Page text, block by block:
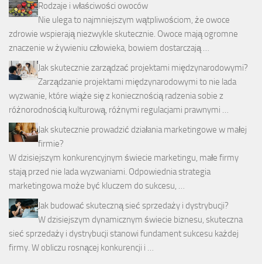
Rodzaje i właściwości owoców
Nie ulega to najmniejszym wątpliwościom, że owoce
zdrowie wspierają niezwykle skutecznie. Owoce mają ogromne
znaczenie w żywieniu człowieka, bowiem dostarczają …
Jak skutecznie zarządzać projektami międzynarodowymi?
Zarządzanie projektami międzynarodowymi to nie lada
wyzwanie, które wiąże się z koniecznością radzenia sobie z
różnorodnością kulturową, różnymi regulacjami prawnymi …
Jak skutecznie prowadzić działania marketingowe w małej
firmie?
W dzisiejszym konkurencyjnym świecie marketingu, małe firmy
stają przed nie lada wyzwaniami. Odpowiednia strategia
marketingowa może być kluczem do sukcesu, …
Jak budować skuteczną sieć sprzedaży i dystrybucji?
W dzisiejszym dynamicznym świecie biznesu, skuteczna
sieć sprzedaży i dystrybucji stanowi fundament sukcesu każdej
firmy. W obliczu rosnącej konkurencji i …